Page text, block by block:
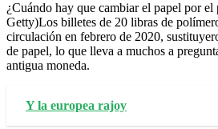
¿Cuándo hay que cambiar el papel por
Getty)Los billetes de 20 libras de
circulación en febrero de 2020,
de papel, lo que lleva a muchos a
antigua moneda.
Y la europea rajoy